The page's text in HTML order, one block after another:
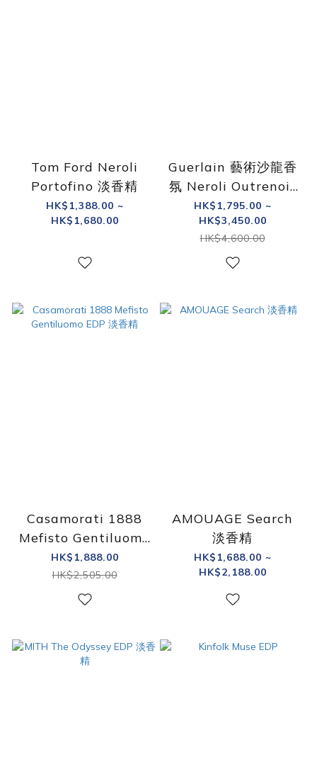
Tom Ford Neroli
Portofino 淡香精
HK$1,388.00 ~
HK$1,680.00
Guerlain 藝術沙龍香
氛 Neroli Outrenoir
迷夜橙花淡香精
HK$1,795.00 ~
HK$3,450.00
HK$4,600.00
Casamorati 1888
Mefisto Gentiluomo
EDP 淡香精
HK$1,888.00
HK$2,505.00
AMOUAGE Search
淡香精
HK$1,688.00 ~
HK$2,188.00